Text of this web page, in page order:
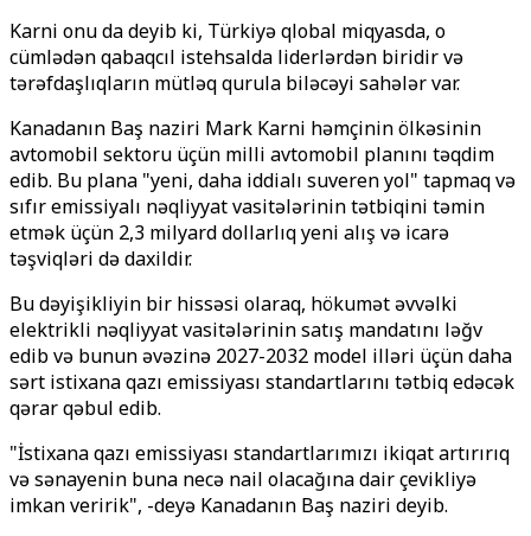
Karni onu da deyib ki, Türkiyə qlobal miqyasda, o
cümlədən qabaqcıl istehsalda liderlərdən biridir və
tərəfdaşlıqların mütləq qurula biləcəyi sahələr var.
Kanadanın Baş naziri Mark Karni həmçinin ölkəsinin
avtomobil sektoru üçün milli avtomobil planını təqdim
edib. Bu plana "yeni, daha iddialı suveren yol" tapmaq və
sıfır emissiyalı nəqliyyat vasitələrinin tətbiqini təmin
etmək üçün 2,3 milyard dollarlıq yeni alış və icarə
təşviqləri də daxildir.
Bu dəyişikliyin bir hissəsi olaraq, hökumət əvvəlki
elektrikli nəqliyyat vasitələrinin satış mandatını ləğv
edib və bunun əvəzinə 2027-2032 model illəri üçün daha
sərt istixana qazı emissiyası standartlarını tətbiq edəcək
qərar qəbul edib.
"İstixana qazı emissiyası standartlarımızı ikiqat artırırıq
və sənayenin buna necə nail olacağına dair çevikliyə
imkan veririk", -deyə Kanadanın Baş naziri deyib.